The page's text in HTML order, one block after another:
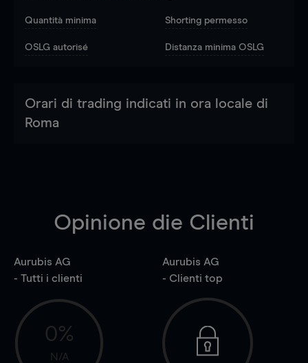
Quantità minima Shorting permesso
OSLG autorisé Distanza minima OSLG
Orari di trading indicati in ora locale di
Roma
Opinione die Clienti
Aurubis AG
- Tutti i clienti
0%
N/A
Aurubis AG
- Clienti top